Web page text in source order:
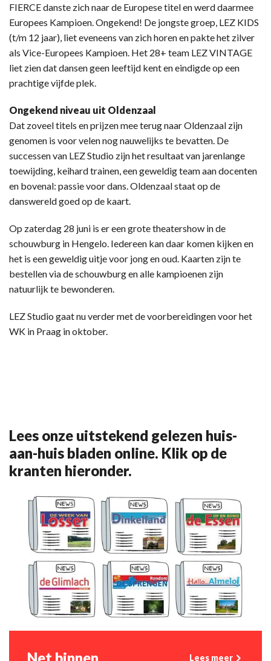
FIERCE danste zich naar de Europese titel en werd daarmee
Europees Kampioen. Ongekend! De jongste groep, LEZ KIDS
(t/m 12 jaar), liet eveneens van zich horen en pakte het zilver
als Vice-Europees Kampioen. Het 28+ team LEZ VINTAGE
liet zien dat dansen geen leeftijd kent en eindigde op een
prachtige vijfde plek.
Ongekend niveau uit Oldenzaal
Dat zoveel titels en prijzen mee terug naar Oldenzaal zijn
genomen is voor velen nog nauwelijks te bevatten. De
successen van LEZ Studio zijn het resultaat van jarenlange
toewijding, keihard trainen, een geweldig team aan docenten
en bovenal: passie voor dans. Oldenzaal staat op de
danswereld goed op de kaart.
Op zaterdag 28 juni is er een grote theatershow in de
schouwburg in Hengelo. Iedereen kan daar komen kijken en
het is een geweldig uitje voor jong en oud. Kaarten zijn te
bestellen via de schouwburg en alle kampioenen zijn
natuurlijk te bewonderen.
LEZ Studio gaat nu verder met de voorbereidingen voor het
WK in Praag in oktober.
Lees onze uitstekend gelezen huis-
aan-huis bladen online. Klik op de
kranten hieronder.
Lees meer